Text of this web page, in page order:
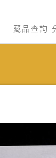
藏品查詢